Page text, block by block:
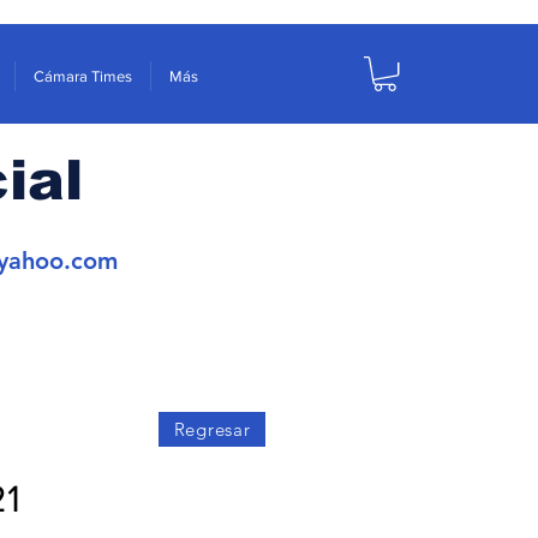
Cámara Times Más
Regresar